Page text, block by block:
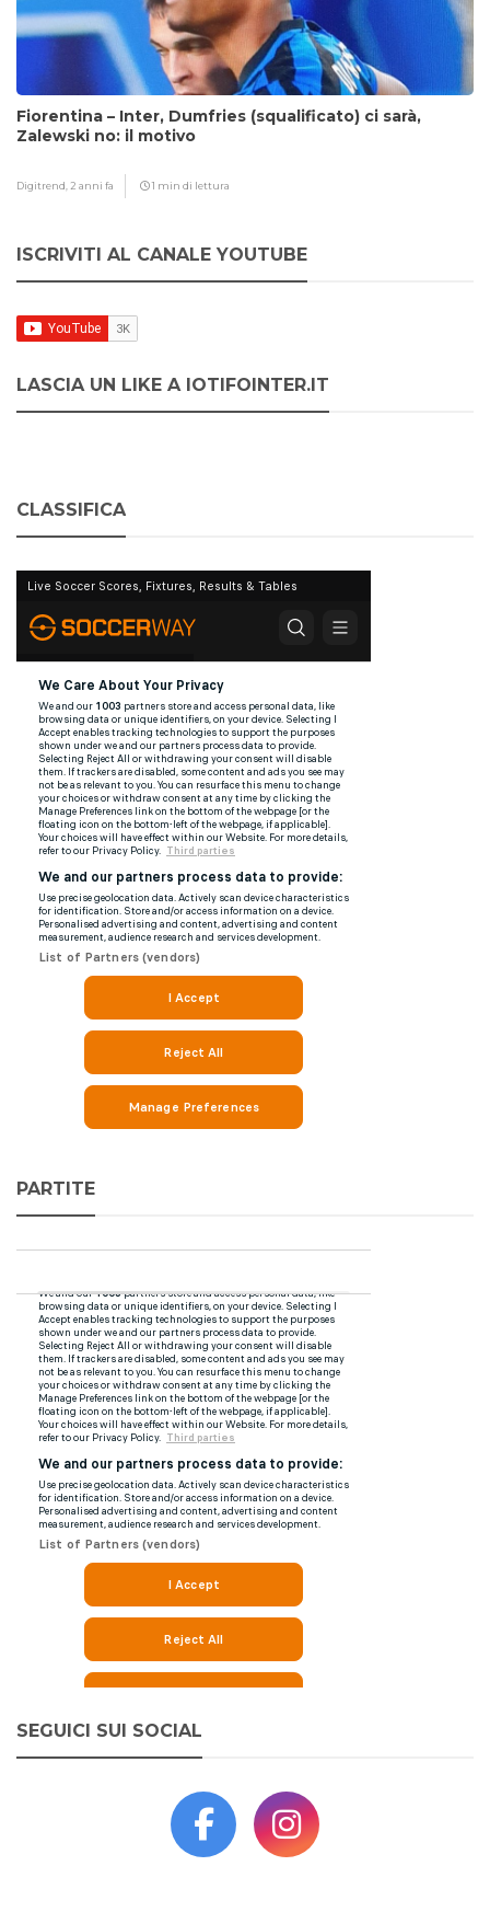
Fiorentina – Inter, Dumfries (squalificato) ci sarà,
Zalewski no: il motivo
Digitrend, 2 anni fa 1 min di lettura
ISCRIVITI AL CANALE YOUTUBE
LASCIA UN LIKE A IOTIFOINTER.IT
CLASSIFICA
PARTITE
SEGUICI SUI SOCIAL